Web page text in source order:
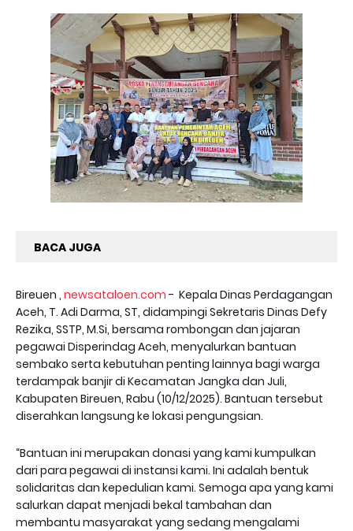
BACA JUGA
Bireuen , newsataloen.com - Kepala Dinas Perdagangan
Aceh, T. Adi Darma, ST, didampingi Sekretaris Dinas Defy
Rezika, SSTP, M.Si, bersama rombongan dan jajaran
pegawai Disperindag Aceh, menyalurkan bantuan
sembako serta kebutuhan penting lainnya bagi warga
terdampak banjir di Kecamatan Jangka dan Juli,
Kabupaten Bireuen, Rabu (10/12/2025). Bantuan tersebut
diserahkan langsung ke lokasi pengungsian.
“Bantuan ini merupakan donasi yang kami kumpulkan
dari para pegawai di instansi kami. Ini adalah bentuk
solidaritas dan kepedulian kami. Semoga apa yang kami
salurkan dapat menjadi bekal tambahan dan
membantu masyarakat yang sedang mengalami